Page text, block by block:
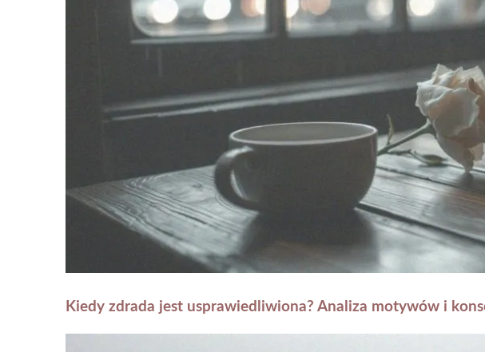
Kiedy zdrada jest usprawiedliwiona? Analiza motywów i